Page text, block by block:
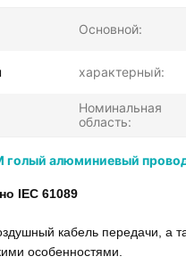
Основной:
характерный:
Номинальная
область:
голый алюминиевый
IEC 61089
кабель передачи, а
особенностями.